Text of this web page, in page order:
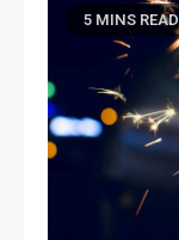
5 MINS READ